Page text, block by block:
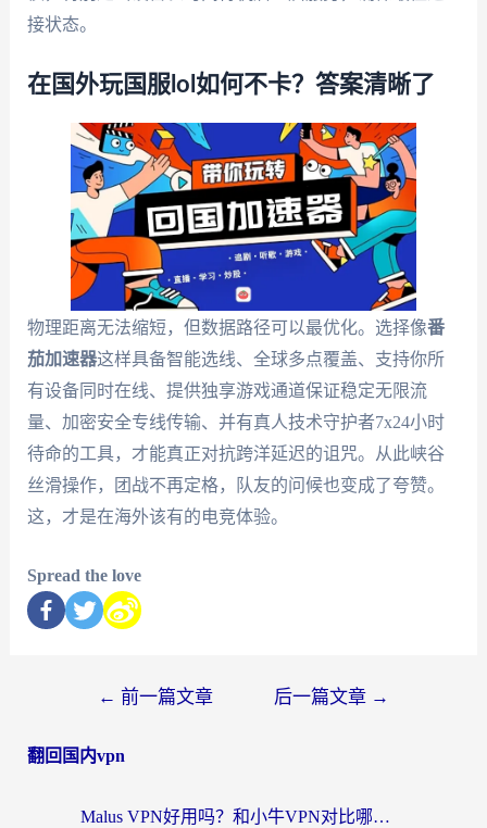
接状态。
在国外玩国服lol如何不卡？答案清晰了
物理距离无法缩短，但数据路径可以最优化。选择像番
茄加速器这样具备智能选线、全球多点覆盖、支持你所
有设备同时在线、提供独享游戏通道保证稳定无限流
量、加密安全专线传输、并有真人技术守护者7x24小时
待命的工具，才能真正对抗跨洋延迟的诅咒。从此峡谷
丝滑操作，团战不再定格，队友的问候也变成了夸赞。
这，才是在海外该有的电竞体验。
Spread the love
← 前一篇文章 后一篇文章 →
翻回国内vpn
Malus VPN好用吗？和小牛VPN对比哪个回国效果更好？海外党亲测实用指南